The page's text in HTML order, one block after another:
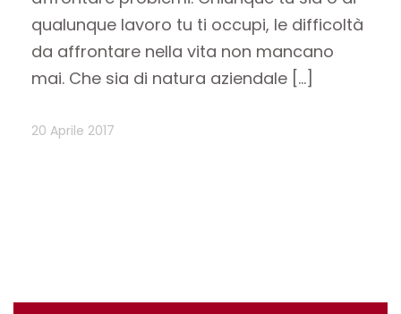
qualunque lavoro tu ti occupi, le difficoltà
da affrontare nella vita non mancano
mai. Che sia di natura aziendale […]
20 Aprile 2017